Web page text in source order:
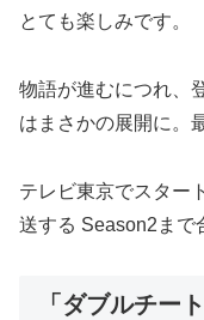
とても楽しみです。
物語が進むにつれ、
はまさかの展開に。
テレビ東京でスター
送する Season2まで
「ダブルチー